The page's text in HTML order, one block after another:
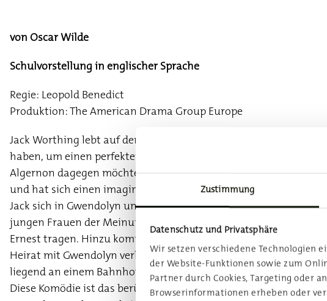
Zustimmung
Datenschutz und Privatsphäre
Wir setzen verschiedene Technologien
der Website-Funktionen sowie zum
Partner durch Cookies, Targeting oder
Browserinformationen erheben oder
von Oscar Wilde
Schulvorstellung in englischer Sprache
Regie: Leopold Benedict
Produktion: The American Drama Group Europe
Jack Worthing lebt auf dem Land und gibt vor, einen Bruder
haben, um einen perfekten Vorwand zu haben, sich in die Stadt
Algernon dagegen möchte dem langweiligen gesellschaftlichen
und hat sich einen imaginären Freund namens Bunbury
Jack sich in Gwendolyn und sein Freund Algernon sich in Cecily
jungen Frauen der Meinung sind, dass sie nur Männer heiraten
Ernest tragen. Hinzu kommt Gwendolyns tyrannische Mutter
Heirat mit Gwendolyn verbietet, als sie herausfindet, dass er als
liegend an einem Bahnhof gefunden wurde.
Diese Komödie ist das berühmteste Theaterstück von Oscar